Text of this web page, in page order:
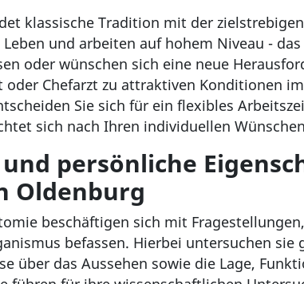
klassische Tradition mit der
und arbeiten auf hohem Niveau -
oder wünschen sich eine neue
oder Chefarzt zu attraktiven Konditionen
Sie sich für ein flexibles
sich nach Ihren individuellen
persönliche
Oldenburg
beschäftigen sich mit
befassen. Hierbei untersuchen
über das Aussehen sowie die Lage,